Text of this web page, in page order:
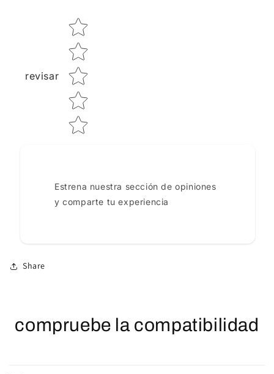
revisar
Star rating
Estrena nuestra sección de opiniones
y comparte tu experiencia
Share
compruebe la compatibilidad